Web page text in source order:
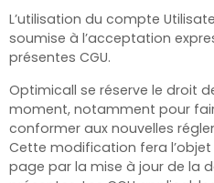
L’utilisation du compte
soumise à l’acceptation
présentes CGU.
Optimicall se réserve le droit
moment, notamment pour
conformer aux nouvelles
Cette modification fera
page par la mise à jour de la